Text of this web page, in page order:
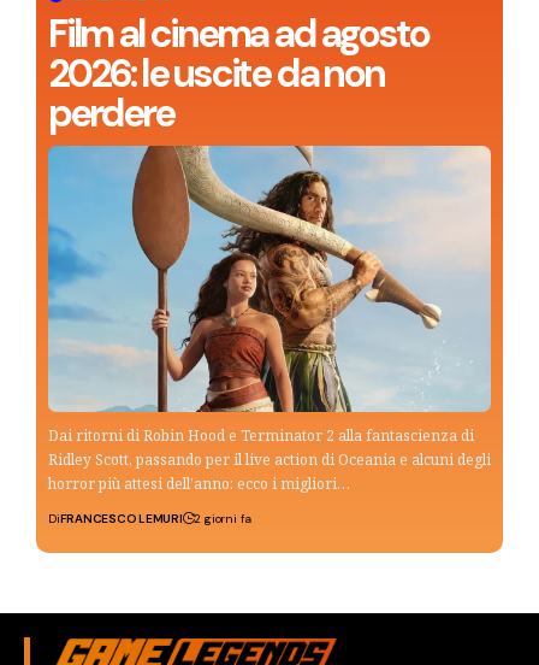
Film al cinema ad agosto
2026: le uscite da non
perdere
Dai ritorni di Robin Hood e Terminator 2 alla fantascienza di
Ridley Scott, passando per il live action di Oceania e alcuni degli
horror più attesi dell’anno: ecco i migliori…
DiFRANCESCO LEMURI 2 giorni fa